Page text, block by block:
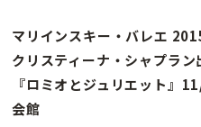
マリインスキー・バレエ
クリスティーナ・シャプラン
『ロミオとジュリエット』
会館